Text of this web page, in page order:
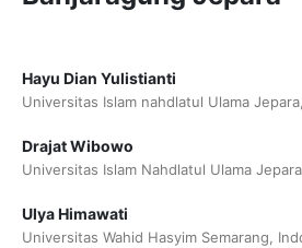
Hayu Dian Yulistianti
Universitas Islam nahdlatul Ulama
Drajat Wibowo
Universitas Islam Nahdlatul Ulama
Ulya Himawati
Universitas Wahid Hasyim Semarang,